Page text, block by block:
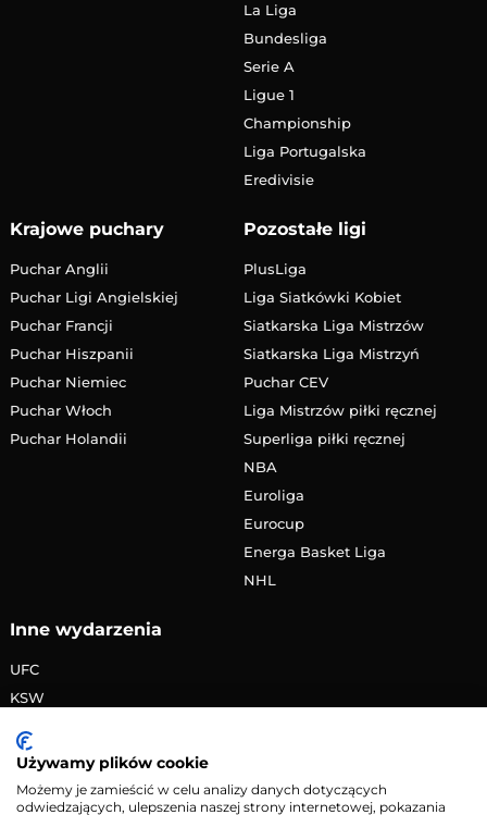
La Liga
Bundesliga
Serie A
Ligue 1
Championship
Liga Portugalska
Eredivisie
Krajowe puchary
Puchar Anglii
Puchar Ligi Angielskiej
Puchar Francji
Puchar Hiszpanii
Puchar Niemiec
Puchar Włoch
Puchar Holandii
Pozostałe ligi
PlusLiga
Liga Siatkówki Kobiet
Siatkarska Liga Mistrzów
Siatkarska Liga Mistrzyń
Puchar CEV
Liga Mistrzów piłki ręcznej
Superliga piłki ręcznej
NBA
Euroliga
Eurocup
Energa Basket Liga
NHL
Inne wydarzenia
UFC
KSW
PRIME MMA
Żużlowa Ekstraliga
Speedway Grand Prix
Używamy plików cookie
Możemy je zamieścić w celu analizy danych dotyczących
odwiedzających, ulepszenia naszej strony internetowej, pokazania